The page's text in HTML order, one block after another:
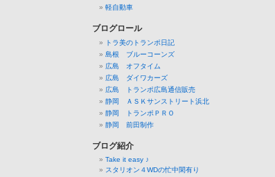
軽自動車
ブログロール
トラ美のトランポ日記
島根 ブルーコーンズ
広島 オフタイム
広島 ダイワカーズ
広島 トランポ広島通信販売
静岡 ＡＳＫサンストリート浜北
静岡 トランポＰＲＯ
静岡 前田制作
ブログ紹介
Take it easy ♪
スタリオン４WDの忙中閑有り